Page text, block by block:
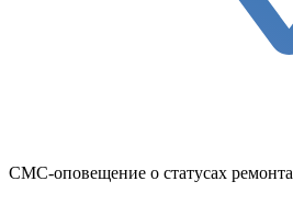
СМС-оповещение о статусах ремонта